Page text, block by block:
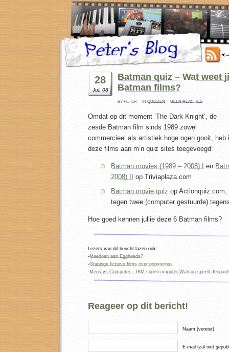
28
Jul, 08
Batman quiz – Wat weet
Batman films?
BY PETER IN QUIZZEN GEEN REACTIES
Omdat op dit moment ‘The Dark Knight’, de
zesde Batman film sinds 1989 zowel
commercieel als artistiek hoge ogen gooit, heb
deze films aan m’n quiz sites toegevoegd:
Batman movies (1989 – 2008) I en
2008) II
op Triviaplaza.com
Batman movie quiz op Actionquiz.com,
tegen twee (computer gestuurde)
Hoe goed kennen jullie deze 6 Batman films?
Lezers van dit bericht lazen ook:
-Meedoen aan Eggheads?
-Grappige fictieve films over popsterren
-Mens vs Computer – IBM supercomputer Watson speelt
Reageer op dit bericht!
Naam (vereist)
E-mail (zal niet